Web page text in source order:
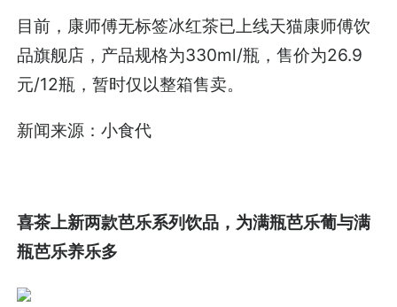
目前，康师傅无标签冰红茶已上线天猫康师傅饮
品旗舰店，产品规格为330ml/瓶，售价为26.9
元/12瓶，暂时仅以整箱售卖。
新闻来源：小食代
喜茶上新两款芭乐系列饮品，为满瓶芭乐葡与满
瓶芭乐养乐多